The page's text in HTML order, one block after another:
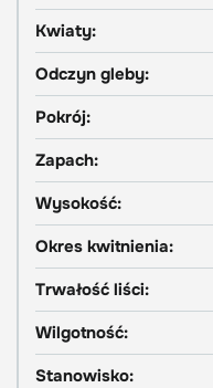
Kwiaty:
Odczyn gleby:
Pokrój:
Zapach:
Wysokość:
Okres kwitnienia:
Trwałość liści:
Wilgotność:
Stanowisko: